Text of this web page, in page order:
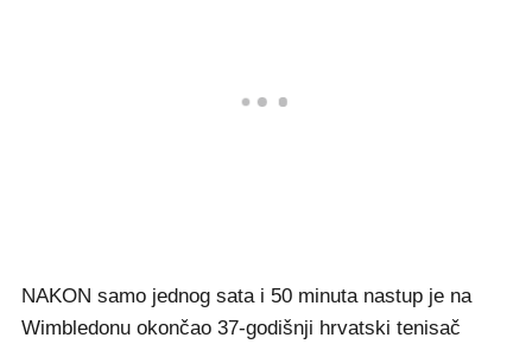
NAKON samo jednog sata i 50 minuta nastup je na
Wimbledonu okončao 37-godišnji hrvatski tenisač